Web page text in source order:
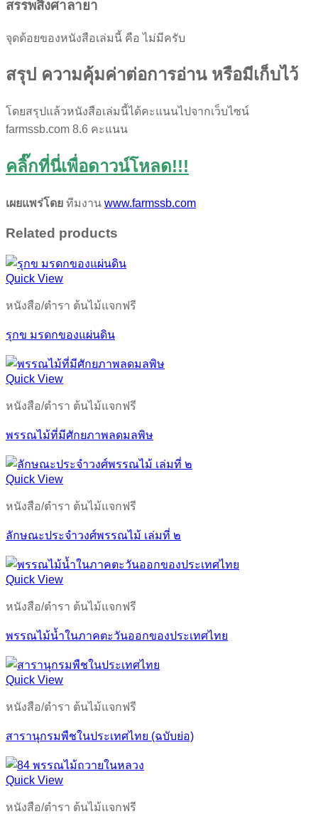
สรรพสิ่งศาลายา
จุดด้อยของหนังสือเล่มนี้ คือ ไม่มีครับ
สรุป ความคุ้มค่าต่อการอ่าน หรือมีเก็บไว้
โดยสรุปแล้วหนังสือเล่มนี้ได้คะแนนไปจากเว็บไซน์
farmssb.com 8.6 คะแนน
คลิ๊กที่นี่เพื่อดาวน์โหลด!!!
เผยแพร่โดย ทีมงาน www.farmssb.com
Related products
Quick View
หนังสือ/ตำรา ต้นไม้แจกฟรี
รุกข มรดกของแผ่นดิน
Quick View
หนังสือ/ตำรา ต้นไม้แจกฟรี
พรรณไม้ที่มีศักยภาพลดมลพิษ
Quick View
หนังสือ/ตำรา ต้นไม้แจกฟรี
ลักษณะประจำวงศ์พรรณไม้ เล่มที่ ๒
Quick View
หนังสือ/ตำรา ต้นไม้แจกฟรี
พรรณไม้น้ำในภาคตะวันออกของประเทศไทย
Quick View
หนังสือ/ตำรา ต้นไม้แจกฟรี
สารานุกรมพืชในประเทศไทย (ฉบับย่อ)
Quick View
หนังสือ/ตำรา ต้นไม้แจกฟรี